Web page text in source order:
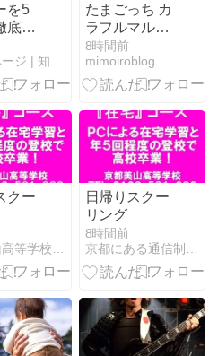
を5
底レ
コ
び
効果
トップページ | 知育ワールド
たまごっち カ
ラフルマルチ
チャーム２と
は
8時間前
mimoiroblog
クー
京都美山高等学校 国語科
日帰りスクー
リング
8時間前
京都にある通信制の高等学校！ 京都美山高校｜単位制・通信制…